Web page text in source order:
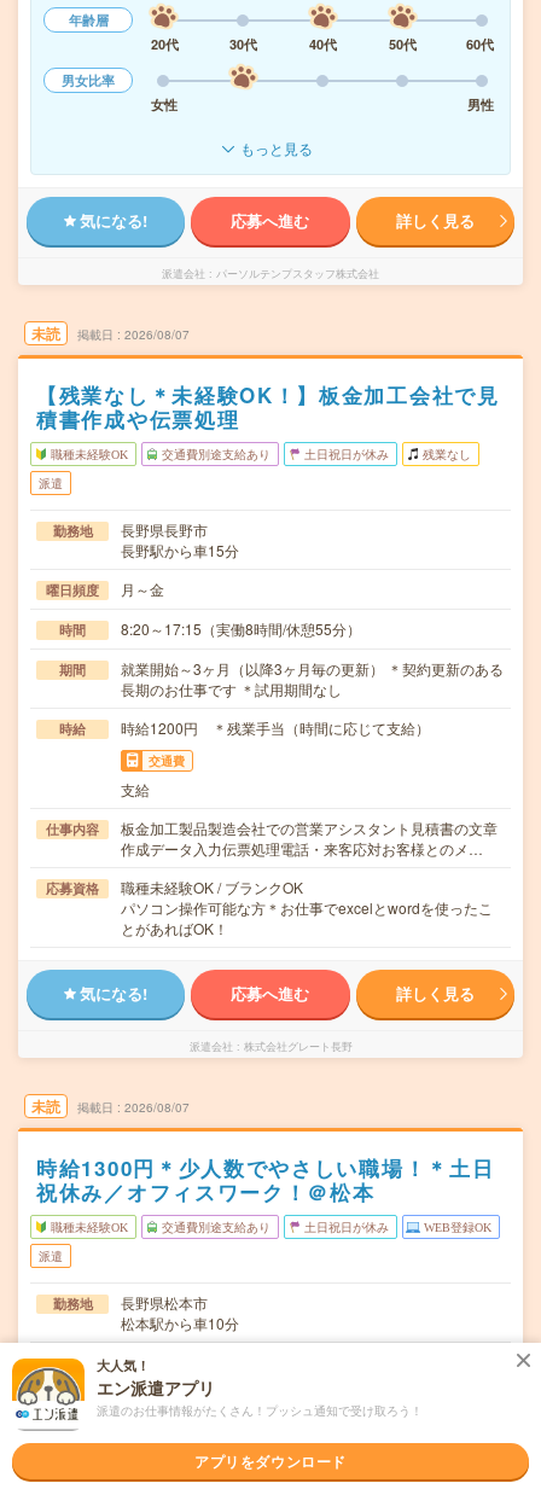
年齢層
20代
30代 40代 50代
60代
男女比率
女性
男性
もっと見る
気になる! 応募へ進む 詳しく見る
派遣会社 パーソルテンプスタッフ株式会社
未読 掲載日 2026/08/07
【残業なし＊未経験OK！】板金加工会社で見
積書作成や伝票処理
職種未経験OK 交通費別途支給あり 土日祝日が休み 残業なし
派遣
勤務地
長野県長野市
長野駅から車15分
曜日頻度 月～金
時間 8:20～17:15（実働8時間/休憩55分）
期間
就業開始～3ヶ月（以降3ヶ月毎の更新） ＊契約更新のある
長期のお仕事です ＊試用期間なし
時給 時給1200円 ＊残業手当（時間に応じて支給）
交通費
支給
仕事内容
板金加工製品製造会社での営業アシスタント見積書の文章
作成データ入力伝票処理電話・来客応対お客様とのメ…
応募資格
職種未経験OK / ブランクOK
パソコン操作可能な方＊お仕事でexcelとwordを使ったこ
とがあればOK！
気になる! 応募へ進む 詳しく見る
派遣会社 株式会社グレート長野
未読 掲載日 2026/08/07
時給1300円＊少人数でやさしい職場！＊土日
祝休み／オフィスワーク！＠松本
職種未経験OK 交通費別途支給あり 土日祝日が休み WEB登録OK
派遣
勤務地
長野県松本市
松本駅から車10分
曜日頻度 月～金（週5日） ※土日祝休み／お盆・年末年始あり
時間 09:00～17:30(実働7時間30分 休憩1時間)
期間 2026年08月中旬～長期 ※8月～！
時給 時給1300円 月収例 195,000円+残業代
大人気！
エン派遣アプリ
派遣のお仕事情報がたくさん！プッシュ通知で受け取ろう！
アプリをダウンロード